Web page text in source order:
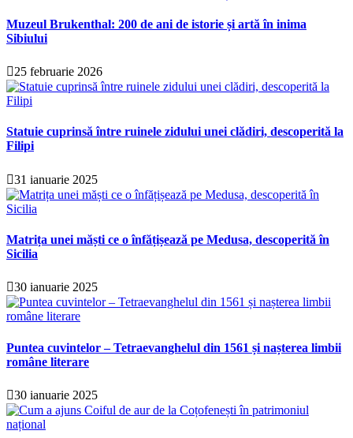
Muzeul Brukenthal: 200 de ani de istorie și artă în inima
Sibiului
25 februarie 2026
Statuie cuprinsă între ruinele zidului unei clădiri, descoperită la
Filipi
31 ianuarie 2025
Matrița unei măști ce o înfățișează pe Medusa, descoperită în
Sicilia
30 ianuarie 2025
Puntea cuvintelor – Tetraevanghelul din 1561 și nașterea limbii
române literare
30 ianuarie 2025